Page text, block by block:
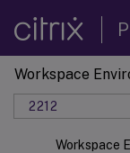
Workspace
2212
Workspace